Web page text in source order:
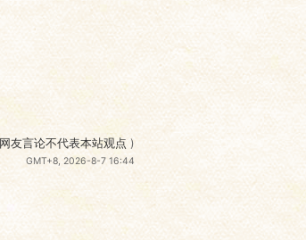
网友言论不代表本站观点 )
GMT+8, 2026-8-7 16:44